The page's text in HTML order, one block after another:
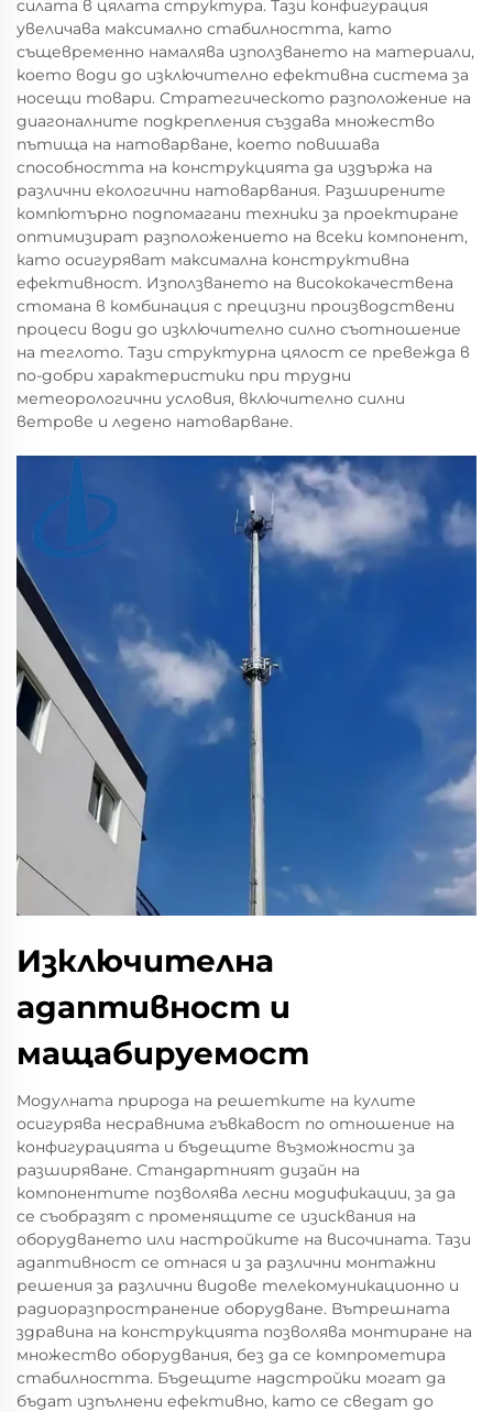
силата в цялата структура. Тази конфигурация
увеличава максимално стабилността, като
същевременно намалява използването на материали,
което води до изключително ефективна система за
носещи товари. Стратегическото разположение на
диагоналните подкрепления създава множество
пътища на натоварване, което повишава
способността на конструкцията да издържа на
различни екологични натоварвания. Разширените
компютърно подпомагани техники за проектиране
оптимизират разположението на всеки компонент,
като осигуряват максимална конструктивна
ефективност. Използването на висококачествена
стомана в комбинация с прецизни производствени
процеси води до изключително силно съотношение
на теглото. Тази структурна цялост се превежда в
по-добри характеристики при трудни
метеорологични условия, включително силни
ветрове и ледено натоварване.
Изключителна
адаптивност и
мащабируемост
Модулната природа на решетките на кулите
осигурява несравнима гъвкавост по отношение на
конфигурацията и бъдещите възможности за
разширяване. Стандартният дизайн на
компонентите позволява лесни модификации, за да
се съобразят с променящите се изисквания на
оборудването или настройките на височината. Тази
адаптивност се отнася и за различни монтажни
решения за различни видове телекомуникационно и
радиоразпространение оборудване. Вътрешната
здравина на конструкцията позволява монтиране на
множество оборудвания, без да се компрометира
стабилността. Бъдещите надстройки могат да
бъдат изпълнени ефективно, като се сведат до